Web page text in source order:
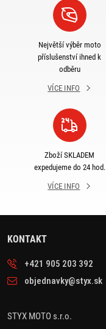
Největší výběr moto
příslušenství ihned k
odběru
VÍCE INFO
Zboží SKLADEM
expedujeme do 24 hod.
VÍCE INFO
KONTAKT
+421 905 203 392
objednavky@styx.sk
STYX MOTO s.r.o.